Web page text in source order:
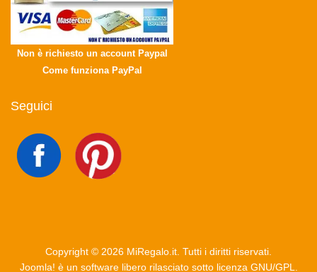
Non è richiesto un account Paypal
Come funziona PayPal
Seguici
Copyright © 2026 MiRegalo.it. Tutti i diritti riservati.
Joomla! è un software libero rilasciato sotto licenza GNU/GPL.